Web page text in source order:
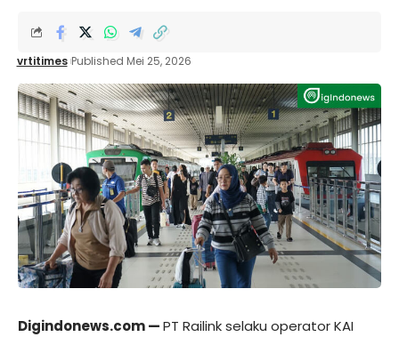
vrtitimes Published Mei 25, 2026
Digindonews.com—PT Railink selaku operator KAI